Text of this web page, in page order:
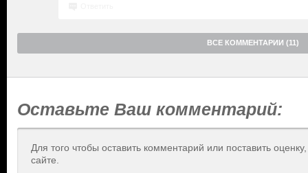
ВСЕ КОММЕНТАРИИ (11)
Оставьте Ваш комментарий:
Для того чтобы оставить комментарий или поставить
сайте.